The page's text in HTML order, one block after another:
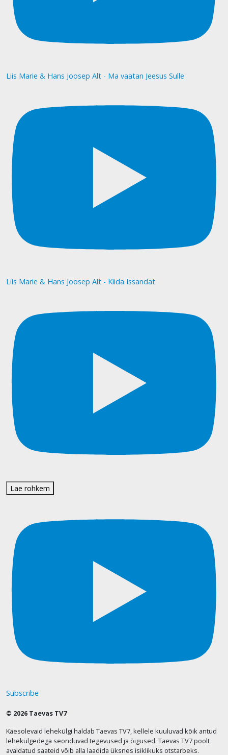
Liis Marie & Hans Joosep Alt - Ma vaatan Jeesus Sulle
Liis Marie & Hans Joosep Alt - Kiida Issandat
Lae rohkem
Subscribe
© 2026 Taevas TV7
Käesolevaid lehekülgi haldab Taevas TV7, kellele kuuluvad kõik antud
lehekülgedega seonduvad tegevused ja õigused. Taevas TV7 poolt
avaldatud saateid võib alla laadida üksnes isiklikuks otstarbeks.